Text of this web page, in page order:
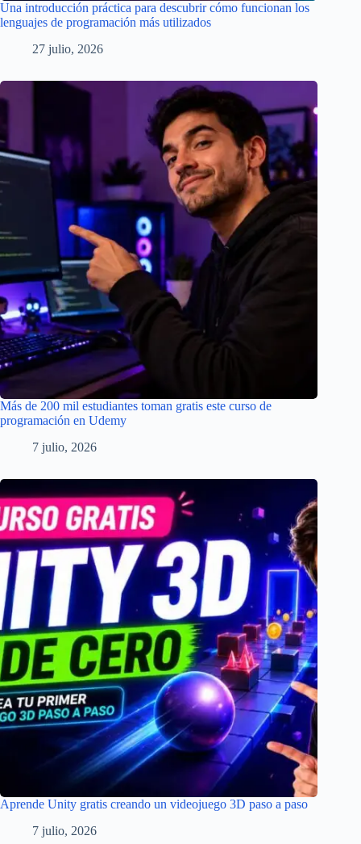
Una introducción práctica para descubrir cómo funcionan los
lenguajes de programación más utilizados
27 julio, 2026
Más de 200 mil estudiantes toman gratis este curso de
programación en Udemy
7 julio, 2026
Aprende Unity gratis creando un videojuego 3D paso a paso
7 julio, 2026